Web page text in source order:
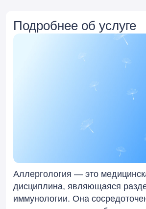
Подробнее об услуге
Аллергология — это
дисциплина, являющаяся
иммунологии. Она